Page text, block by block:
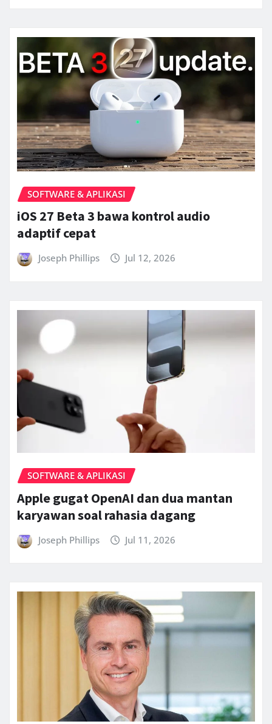
SOFTWARE & APLIKASI
iOS 27 Beta 3 bawa kontrol audio
adaptif cepat
Joseph Phillips Jul 12, 2026
SOFTWARE & APLIKASI
Apple gugat OpenAI dan dua mantan
karyawan soal rahasia dagang
Joseph Phillips Jul 11, 2026